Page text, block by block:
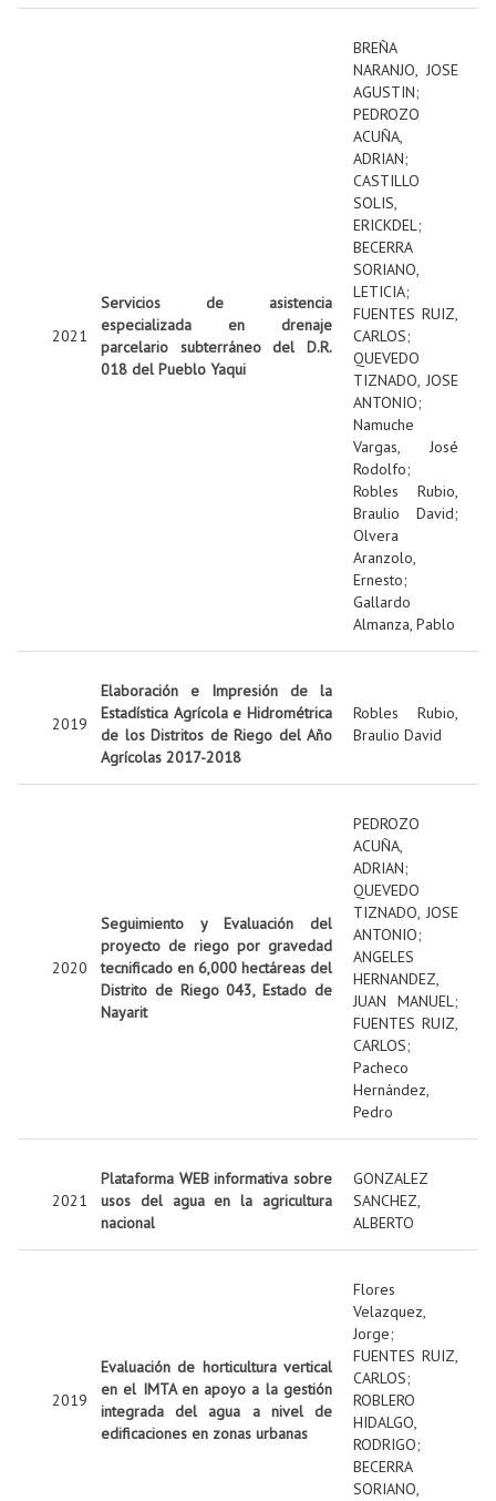
2021
Servicios de asistencia
especializada en drenaje
parcelario subterráneo del D.R.
018 del Pueblo Yaqui
BREÑA
NARANJO, JOSE
AGUSTIN;
PEDROZO
ACUÑA,
ADRIAN;
CASTILLO
SOLIS,
ERICKDEL;
BECERRA
SORIANO,
LETICIA;
FUENTES RUIZ,
CARLOS;
QUEVEDO
TIZNADO, JOSE
ANTONIO;
Namuche
Vargas, José
Rodolfo;
Robles Rubio,
Braulio David;
Olvera
Aranzolo,
Ernesto;
Gallardo
Almanza, Pablo
2019
Elaboración e Impresión de la
Estadística Agrícola e Hidrométrica
de los Distritos de Riego del Año
Agrícolas 2017-2018
Robles Rubio,
Braulio David
2020
Seguimiento y Evaluación del
proyecto de riego por gravedad
tecnificado en 6,000 hectáreas del
Distrito de Riego 043, Estado de
Nayarit
PEDROZO
ACUÑA,
ADRIAN;
QUEVEDO
TIZNADO, JOSE
ANTONIO;
ANGELES
HERNANDEZ,
JUAN MANUEL;
FUENTES RUIZ,
CARLOS;
Pacheco
Hernández,
Pedro
2021
Plataforma WEB informativa sobre
usos del agua en la agricultura
nacional
GONZALEZ
SANCHEZ,
ALBERTO
2019
Evaluación de horticultura vertical
en el IMTA en apoyo a la gestión
integrada del agua a nivel de
edificaciones en zonas urbanas
Flores
Velazquez,
Jorge;
FUENTES RUIZ,
CARLOS;
ROBLERO
HIDALGO,
RODRIGO;
BECERRA
SORIANO,